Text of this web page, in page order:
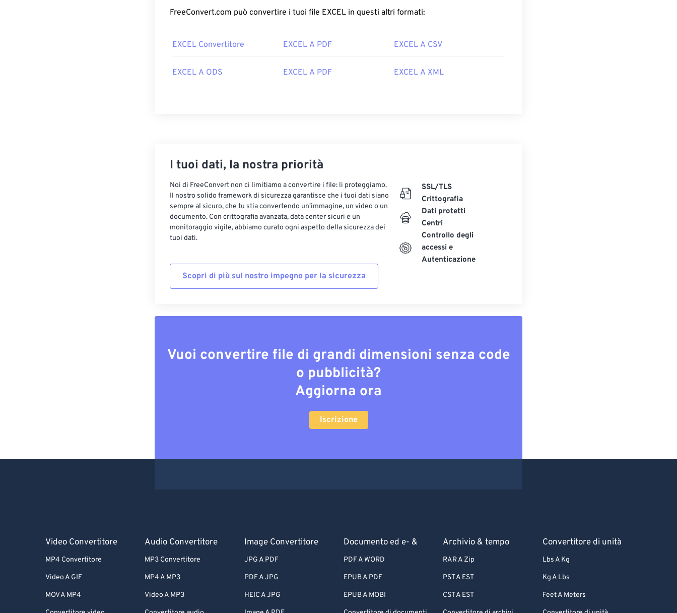
FreeConvert.com può convertire i tuoi file EXCEL in questi altri formati:
EXCEL Convertitore EXCEL A PDF EXCEL A CSV
EXCEL A ODS EXCEL A PDF EXCEL A XML
I tuoi dati, la nostra priorità
Noi di FreeConvert non ci limitiamo a convertire i file: li proteggiamo.
Il nostro solido framework di sicurezza garantisce che i tuoi dati siano
sempre al sicuro, che tu stia convertendo un'immagine, un video o un
documento. Con crittografia avanzata, data center sicuri e un
monitoraggio vigile, abbiamo curato ogni aspetto della sicurezza dei
tuoi dati.
Scopri di più sul nostro impegno per la sicurezza
SSL/TLS
Crittografia
Dati protetti
Centri
Controllo degli
accessi e
Autenticazione
Vuoi convertire file di grandi dimensioni senza code
o pubblicità?
Aggiorna ora
Iscrizione
Video Convertitore
MP4 Convertitore
Video A GIF
MOV A MP4
Audio Convertitore
MP3 Convertitore
MP4 A MP3
Video A MP3
Image Convertitore
JPG A PDF
PDF A JPG
HEIC A JPG
Documento ed e- &
PDF A WORD
EPUB A PDF
EPUB A MOBI
Archivio & tempo
RAR A Zip
PST A EST
CST A EST
Convertitore di unità
Lbs A Kg
Kg A Lbs
Feet A Meters